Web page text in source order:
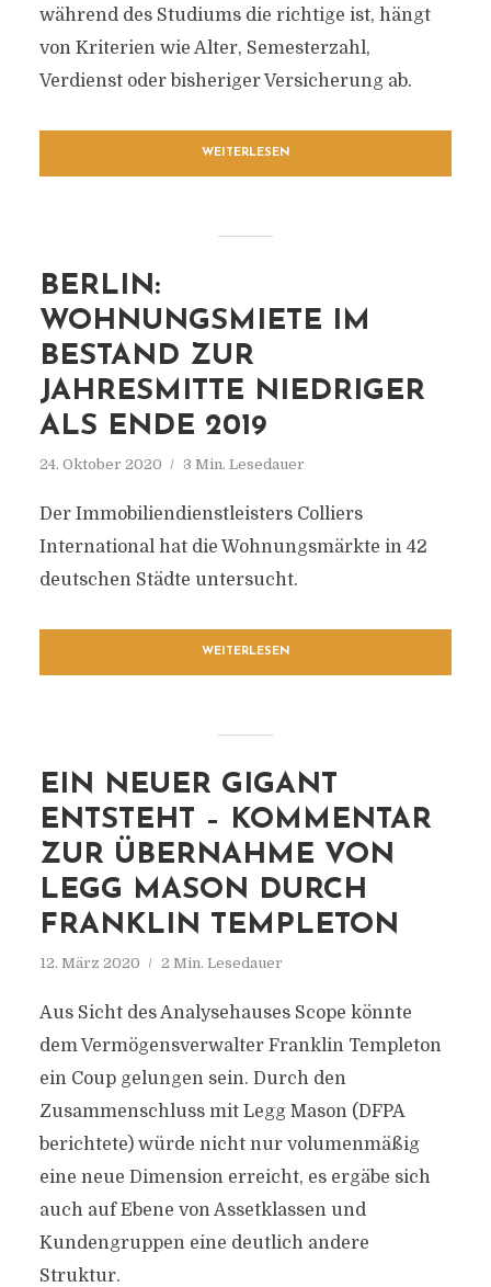
während des Studiums die richtige ist, hängt
von Kriterien wie Alter, Semesterzahl,
Verdienst oder bisheriger Versicherung ab.
WEITERLESEN
BERLIN:
WOHNUNGSMIETE IM
BESTAND ZUR
JAHRESMITTE NIEDRIGER
ALS ENDE 2019
24. Oktober 2020 3 Min. Lesedauer
Der Immobiliendienstleisters Colliers
International hat die Wohnungsmärkte in 42
deutschen Städte untersucht.
WEITERLESEN
EIN NEUER GIGANT
ENTSTEHT – KOMMENTAR
ZUR ÜBERNAHME VON
LEGG MASON DURCH
FRANKLIN TEMPLETON
12. März 2020 2 Min. Lesedauer
Aus Sicht des Analysehauses Scope könnte
dem Vermögensverwalter Franklin Templeton
ein Coup gelungen sein. Durch den
Zusammenschluss mit Legg Mason (DFPA
berichtete) würde nicht nur volumenmäßig
eine neue Dimension erreicht, es ergäbe sich
auch auf Ebene von Assetklassen und
Kundengruppen eine deutlich andere
Struktur.